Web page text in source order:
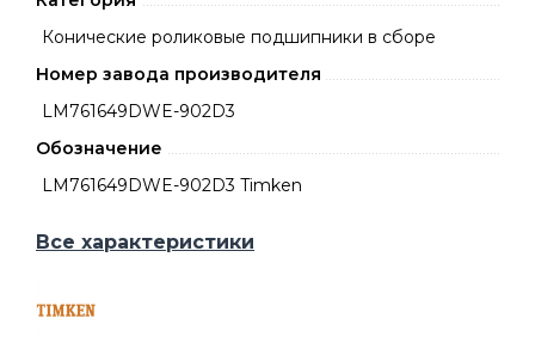
Конические роликовые подшипники в сборе
Номер завода производителя
LM761649DWE-902D3
Обозначение
LM761649DWE-902D3 Timken
Все характеристики